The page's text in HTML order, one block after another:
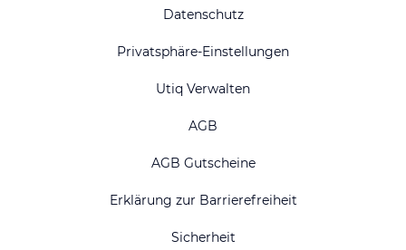
Datenschutz
Privatsphäre-Einstellungen
Utiq Verwalten
AGB
AGB Gutscheine
Erklärung zur Barrierefreiheit
Sicherheit